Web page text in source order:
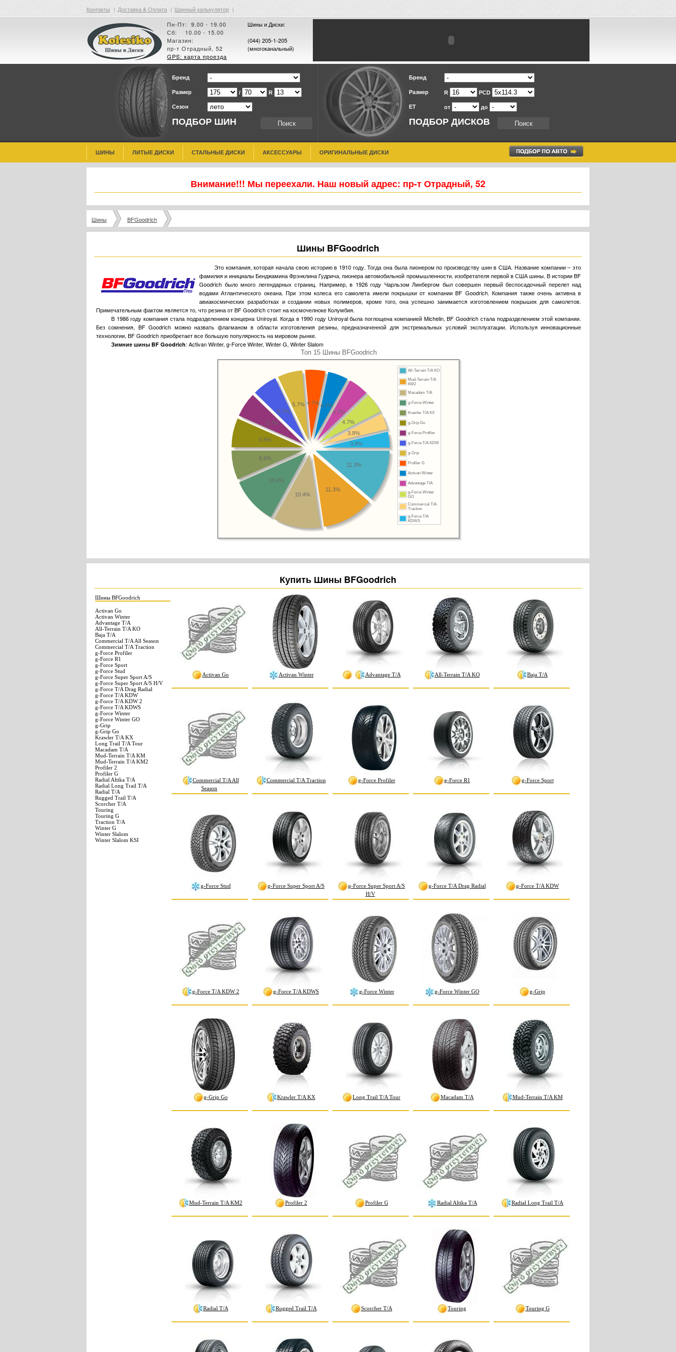
Контакты | Доставка & Оплата | Шинный калькулятор |
Пн-Пт: 9.00 - 19.00
Сб: 10.00 - 15.00
Магазин:
пр-т Отрадный, 52
GPS: карта проезда
Шины и Диски:
(044) 205-1-205
(многоканальный)
ПОДБОР ШИН
Бренд
Размер / R
Сезон
ПОДБОР ДИСКОВ
Бренд
Размер R PCD
ET от до
ШИНЫ ЛИТЫЕ ДИСКИ СТАЛЬНЫЕ ДИСКИ АКСЕССУАРЫ ОРИГИНАЛЬНЫЕ ДИСКИ
Внимание!!! Мы переехали. Наш новый адрес: пр-т Отрадный, 52
Шины BFGoodrich
Шины BFGoodrich
Это компания, которая начала свою историю в 1910 году. Тогда она была пионером по производству шин в США. Название компании – это
фамилия и инициалы Бенджамина Фрэнклина Гудрича, пионера автомобильной промышленности, изобретателя первой в США шины. В истории BF
Goodrich было много легендарных страниц. Например, в 1926 году Чарльзом Линбергом был совершен первый беспосадочный перелет над
водами Атлантического океана. При этом колеса его самолета имели покрышки от компании BF Goodrich. Компания также очень активна в
авиакосмических разработках и создании новых полимеров, кроме того, она успешно занимается изготовлением покрышек для самолетов.
Примечательным фактом является то, что резина от BF Goodrich стоит на космочелноке Колумбия.
В 1986 году компания стала подразделением концерна Uniroyal. Когда в 1990 году Uniroyal была поглощена компанией Michelin, BF Goodrich стала подразделением этой компании.
Без сомнения, BF Goodrich можно назвать флагманом в области изготовления резины, предназначенной для экстремальных условий эксплуатации. Используя инновационные
технологии, BF Goodrich приобретает все большую популярность на мировом рынке.
Зимние шины BF Goodrich: Activan Winter, g-Force Winter, Winter G, Winter Slalom
Топ 15 Шины BFGoodrich
All-Terrain T/A KO
Mud-Terrain T/A
KM2
Macadam T/A
g-Force Winter
Krawler T/A KX
g-Grip Go
g-Force Profiler
g-Force T/A KDW
g-Grip
Profiler G
Activan Winter
Advantage T/A
g-Force Winter
GO
Commercial T/A
Traction
g-Force T/A
KDWS
11.3%
11.3%
10.4%
10.4%
6.6%
6.6%
5.7%
5.7%
5.7% 4.7%4.7%
4.7%
4.7%
3.8%
3.8%
Купить Шины BFGoodrich
Шины BFGoodrich
Activan Go
Activan Winter
Advantage T/A
All-Terrain T/A KO
Baja T/A
Commercial T/A All Season
Commercial T/A Traction
g-Force Profiler
g-Force R1
g-Force Sport
g-Force Stud
g-Force Super Sport A/S
g-Force Super Sport A/S H/V
g-Force T/A Drag Radial
g-Force T/A KDW
g-Force T/A KDW 2
g-Force T/A KDWS
g-Force Winter
g-Force Winter GO
g-Grip
g-Grip Go
Krawler T/A KX
Long Trail T/A Tour
Macadam T/A
Mud-Terrain T/A KM
Mud-Terrain T/A KM2
Profiler 2
Profiler G
Radial Altika T/A
Radial Long Trail T/A
Radial T/A
Rugged Trail T/A
Scorcher T/A
Touring
Touring G
Traction T/A
Winter G
Winter Slalom
Winter Slalom KSI
Activan Go Activan Winter Advantage T/A All-Terrain T/A KO Baja T/A
Commercial T/A All
Season
Commercial T/A Traction g-Force Profiler g-Force R1 g-Force Sport
g-Force Stud g-Force Super Sport A/S
g-Force Super Sport A/S
H/V
g-Force T/A Drag Radial g-Force T/A KDW
g-Force T/A KDW 2 g-Force T/A KDWS g-Force Winter g-Force Winter GO g-Grip
g-Grip Go Krawler T/A KX Long Trail T/A Tour Macadam T/A Mud-Terrain T/A KM
Mud-Terrain T/A KM2 Profiler 2 Profiler G Radial Altika T/A Radial Long Trail T/A
Radial T/A Rugged Trail T/A Scorcher T/A Touring Touring G